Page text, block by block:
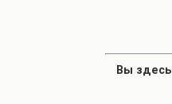
Вы здесь